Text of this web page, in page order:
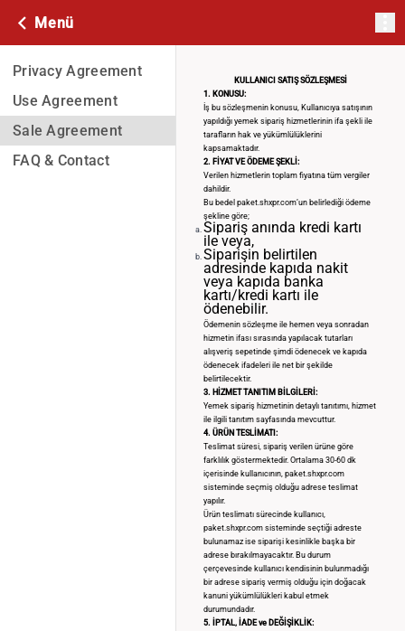
Menü
Privacy Agreement
Use Agreement
Sale Agreement
FAQ & Contact
KULLANICI SATIŞ SÖZLEŞMESİ
1. KONUSU:
İş bu sözleşmenin konusu, Kullanıcıya satışının
yapıldığı yemek sipariş hizmetlerinin ifa şekli ile
tarafların hak ve yükümlülüklerini
kapsamaktadır.
2. FİYAT VE ÖDEME ŞEKLİ:
Verilen hizmetlerin toplam fiyatına tüm vergiler
dahildir.
Bu bedel paket.shxpr.com’un belirlediği ödeme
şekline göre;
Sipariş anında kredi kartı
ile veya,
Siparişin belirtilen
adresinde kapıda nakit
veya kapıda banka
kartı/kredi kartı ile
ödenebilir.
Ödemenin sözleşme ile hemen veya sonradan
hizmetin ifası sırasında yapılacak tutarları
alışveriş sepetinde şimdi ödenecek ve kapıda
ödenecek ifadeleri ile net bir şekilde
belirtilecektir.
3. HİZMET TANITIM BİLGİLERİ:
Yemek sipariş hizmetinin detaylı tanıtımı, hizmet
ile ilgili tanıtım sayfasında mevcuttur.
4. ÜRÜN TESLİMATI:
Teslimat süresi, sipariş verilen ürüne göre
farklılık göstermektedir. Ortalama 30-60 dk
içerisinde kullanıcının, paket.shxpr.com
sisteminde seçmiş olduğu adrese teslimat
yapılır.
Ürün teslimatı sürecinde kullanıcı,
paket.shxpr.com sisteminde seçtiği adreste
bulunamaz ise siparişi kesinlikle başka bir
adrese bırakılmayacaktır. Bu durum
çerçevesinde kullanıcı kendisinin bulunmadığı
bir adrese sipariş vermiş olduğu için doğacak
kanuni yükümlülükleri kabul etmek
durumundadır.
5. İPTAL, İADE ve DEĞİŞİKLİK: